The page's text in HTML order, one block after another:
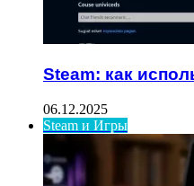
Steam: как
06.12.2025
Steam и Игры